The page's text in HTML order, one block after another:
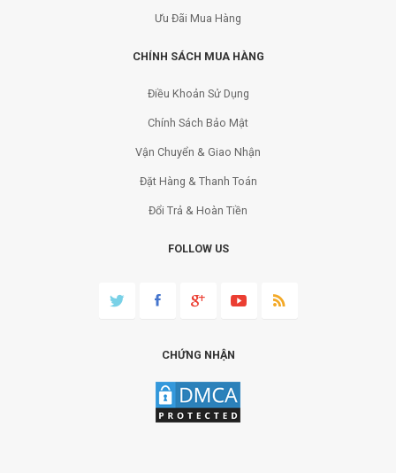
Ưu Đãi Mua Hàng
CHÍNH SÁCH MUA HÀNG
Điều Khoản Sử Dụng
Chính Sách Bảo Mật
Vận Chuyển & Giao Nhận
Đặt Hàng & Thanh Toán
Đổi Trả & Hoàn Tiền
FOLLOW US
CHỨNG NHẬN